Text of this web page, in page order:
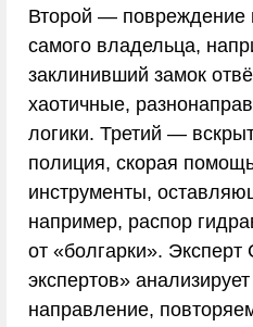
Второй — повреждение
самого владельца,
заклинивший замок
хаотичные,
логики. Третий —
полиция, скорая
инструменты,
например, распор
от «болгарки». Эксперт
экспертов»
направление,